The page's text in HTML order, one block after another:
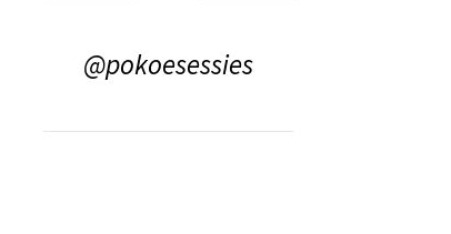
@pokoesessies